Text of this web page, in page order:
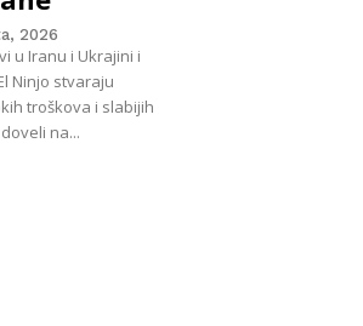
2026
u Iranu i Ukrajini i
Ninjo stvaraju
troškova i slabijih
na...